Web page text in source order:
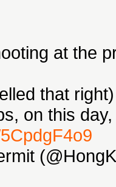
at the
that
on this